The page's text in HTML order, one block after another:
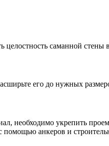
целостность саманной стены
его до нужных
необходимо укрепить
анкеров и